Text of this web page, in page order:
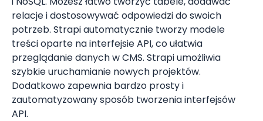
relacje i dostosowywać odpowiedzi do swoich
potrzeb. Strapi automatycznie tworzy modele
treści oparte na interfejsie API, co ułatwia
przeglądanie danych w CMS. Strapi umożliwia
szybkie uruchamianie nowych projektów.
Dodatkowo zapewnia bardzo prosty i
zautomatyzowany sposób tworzenia interfejsów
API.